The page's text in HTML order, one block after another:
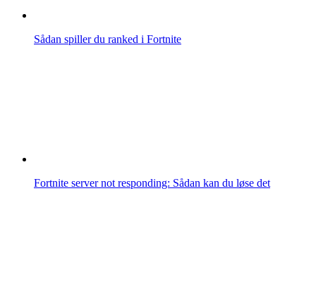
Sådan spiller du ranked i Fortnite
Fortnite server not responding: Sådan kan du løse det